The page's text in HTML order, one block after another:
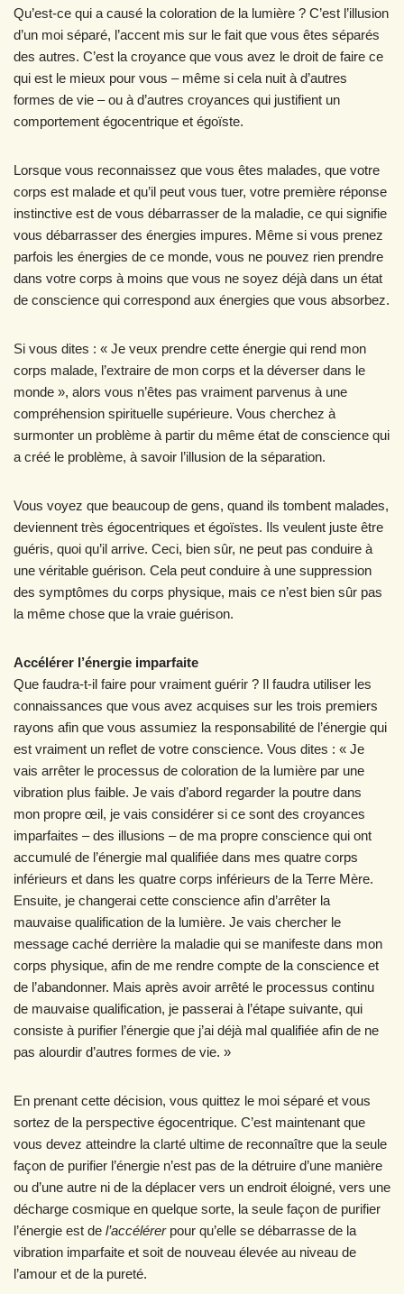
Qu’est-ce qui a causé la coloration de la lumière ? C’est l’illusion
d’un moi séparé, l’accent mis sur le fait que vous êtes séparés
des autres. C’est la croyance que vous avez le droit de faire ce
qui est le mieux pour vous – même si cela nuit à d’autres
formes de vie – ou à d’autres croyances qui justifient un
comportement égocentrique et égoïste.
Lorsque vous reconnaissez que vous êtes malades, que votre
corps est malade et qu’il peut vous tuer, votre première réponse
instinctive est de vous débarrasser de la maladie, ce qui signifie
vous débarrasser des énergies impures. Même si vous prenez
parfois les énergies de ce monde, vous ne pouvez rien prendre
dans votre corps à moins que vous ne soyez déjà dans un état
de conscience qui correspond aux énergies que vous absorbez.
Si vous dites : « Je veux prendre cette énergie qui rend mon
corps malade, l’extraire de mon corps et la déverser dans le
monde », alors vous n’êtes pas vraiment parvenus à une
compréhension spirituelle supérieure. Vous cherchez à
surmonter un problème à partir du même état de conscience qui
a créé le problème, à savoir l’illusion de la séparation.
Vous voyez que beaucoup de gens, quand ils tombent malades,
deviennent très égocentriques et égoïstes. Ils veulent juste être
guéris, quoi qu’il arrive. Ceci, bien sûr, ne peut pas conduire à
une véritable guérison. Cela peut conduire à une suppression
des symptômes du corps physique, mais ce n’est bien sûr pas
la même chose que la vraie guérison.
Accélérer l’énergie imparfaite
Que faudra-t-il faire pour vraiment guérir ? Il faudra utiliser les
connaissances que vous avez acquises sur les trois premiers
rayons afin que vous assumiez la responsabilité de l’énergie qui
est vraiment un reflet de votre conscience. Vous dites : « Je
vais arrêter le processus de coloration de la lumière par une
vibration plus faible. Je vais d’abord regarder la poutre dans
mon propre œil, je vais considérer si ce sont des croyances
imparfaites – des illusions – de ma propre conscience qui ont
accumulé de l’énergie mal qualifiée dans mes quatre corps
inférieurs et dans les quatre corps inférieurs de la Terre Mère.
Ensuite, je changerai cette conscience afin d’arrêter la
mauvaise qualification de la lumière. Je vais chercher le
message caché derrière la maladie qui se manifeste dans mon
corps physique, afin de me rendre compte de la conscience et
de l’abandonner. Mais après avoir arrêté le processus continu
de mauvaise qualification, je passerai à l’étape suivante, qui
consiste à purifier l’énergie que j’ai déjà mal qualifiée afin de ne
pas alourdir d’autres formes de vie. »
En prenant cette décision, vous quittez le moi séparé et vous
sortez de la perspective égocentrique. C’est maintenant que
vous devez atteindre la clarté ultime de reconnaître que la seule
façon de purifier l’énergie n’est pas de la détruire d’une manière
ou d’une autre ni de la déplacer vers un endroit éloigné, vers une
décharge cosmique en quelque sorte, la seule façon de purifier
l’énergie est de l’accélérer pour qu’elle se débarrasse de la
vibration imparfaite et soit de nouveau élevée au niveau de
l’amour et de la pureté.